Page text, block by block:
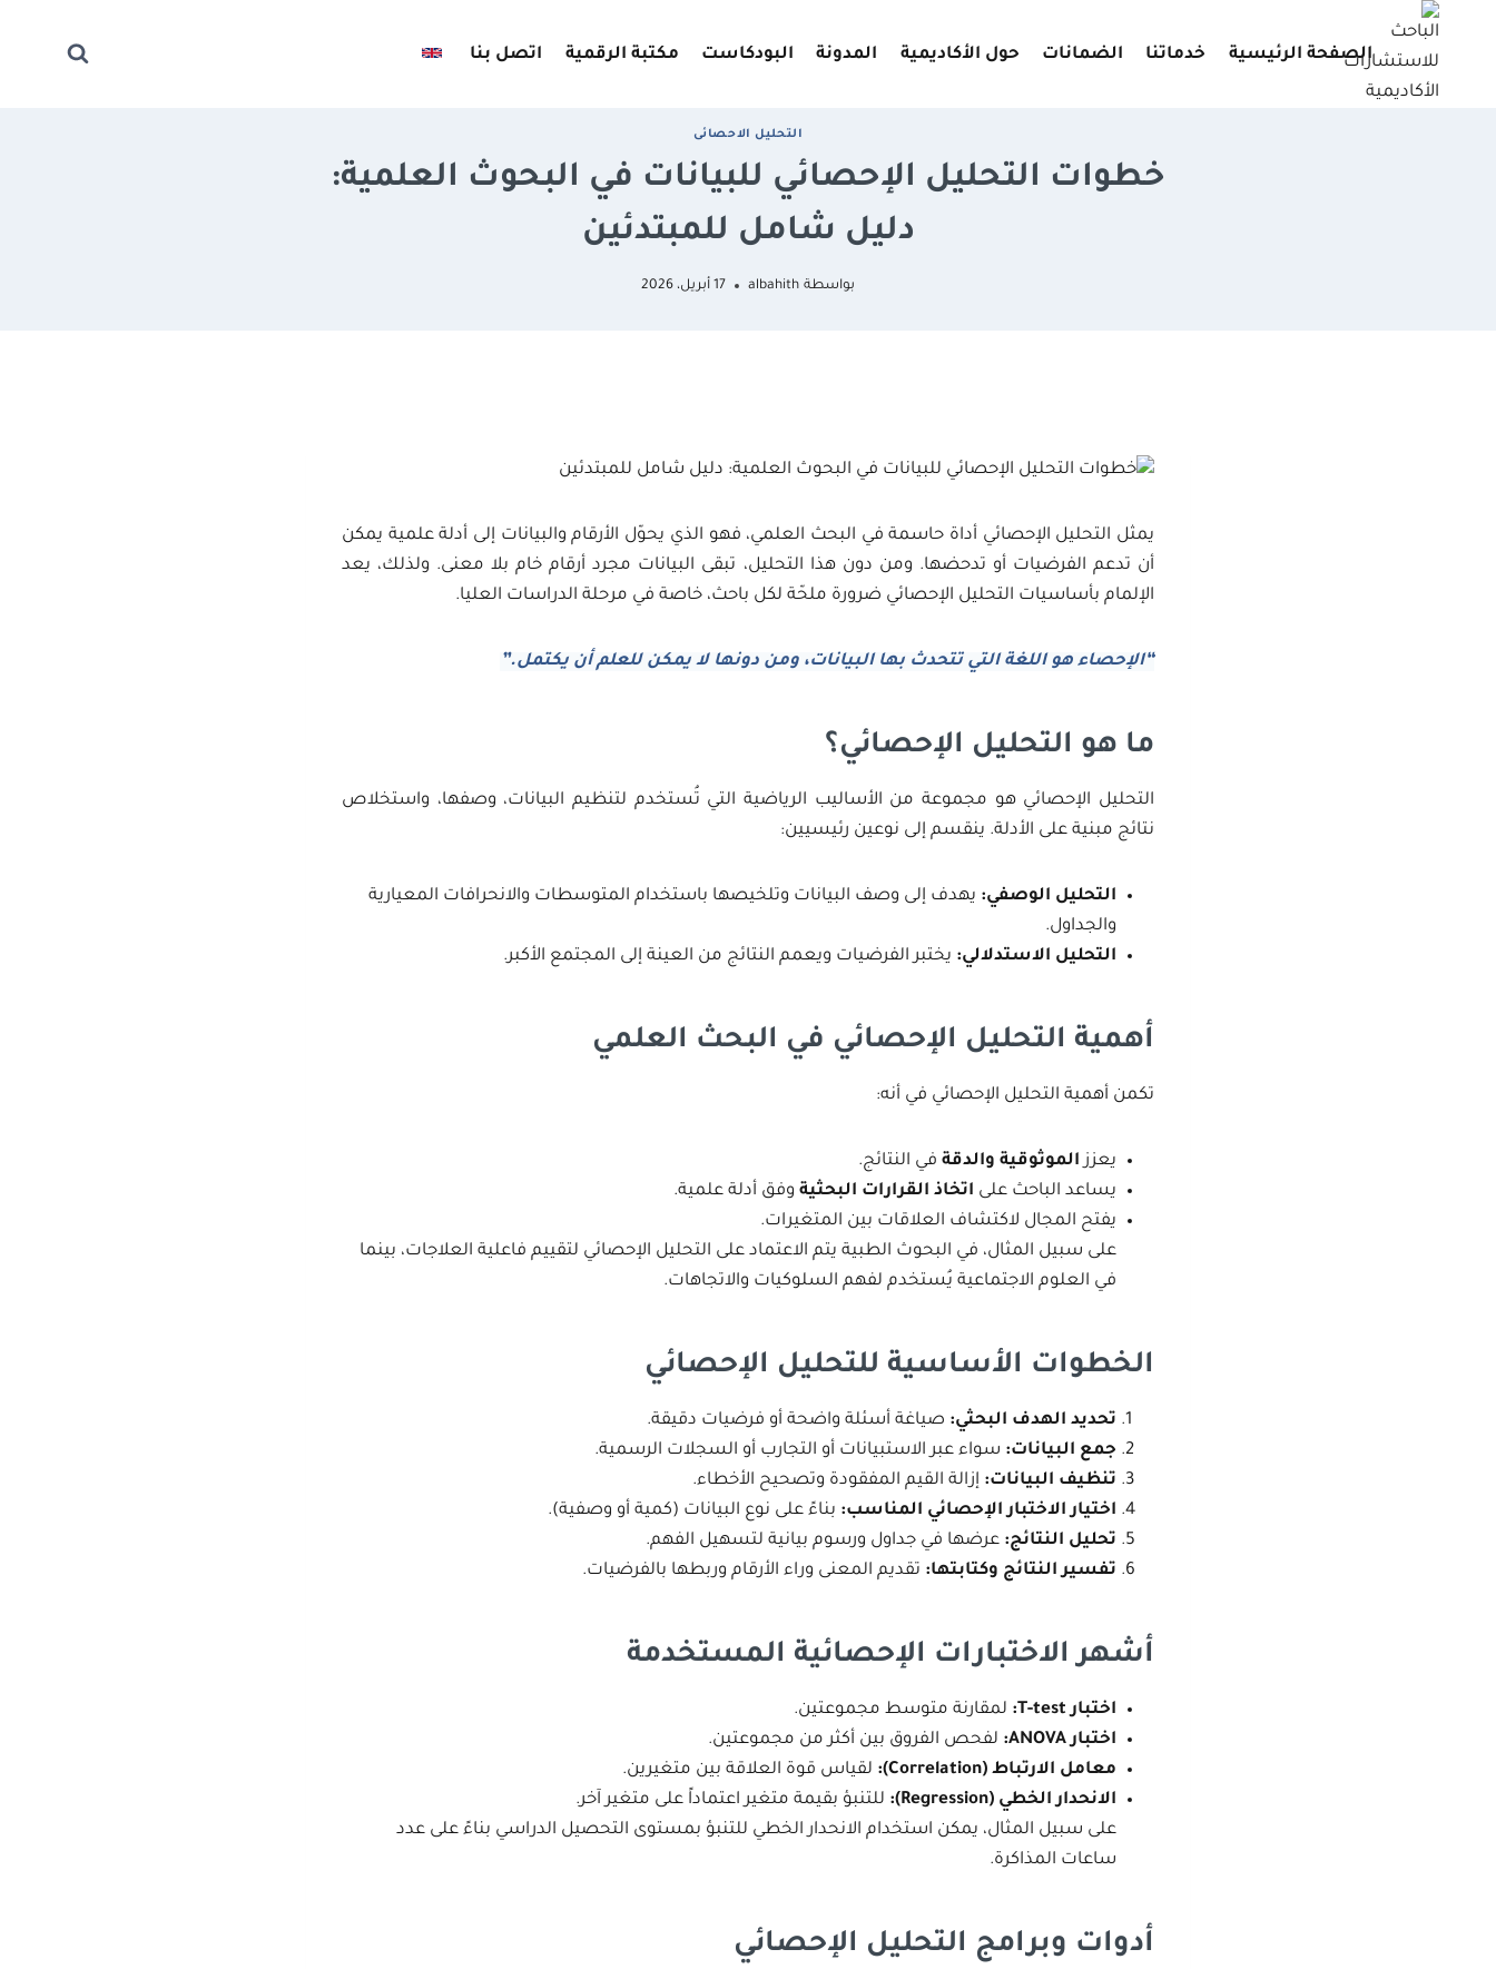
الصفحة الرئيسية خدماتنا الضمانات حول الأكاديمية المدونة البودكاست مكتبة الرقمية اتصل بنا
اﻟﺘﺤﻠﻴﻞ اﻻﺣﺼﺎﺋﻰ
خطوات التحليل الإحصائي للبيانات في البحوث العلمية:
دليل شامل للمبتدئين
بواسطة albahith 17 أبريل، 2026
يمثل التحليل الإحصائي أداة حاسمة في البحث العلمي، فهو الذي يحوّل الأرقام والبيانات إلى أدلة علمية يمكن
أن تدعم الفرضيات أو تدحضها. ومن دون هذا التحليل، تبقى البيانات مجرد أرقام خام بلا معنى. ولذلك، يعد
الإلمام بأساسيات التحليل الإحصائي ضرورة ملحّة لكل باحث، خاصة في مرحلة الدراسات العليا.
“الإحصاء هو اللغة التي تتحدث بها البيانات، ومن دونها لا يمكن للعلم أن يكتمل.”
ما هو التحليل الإحصائي؟
التحليل الإحصائي هو مجموعة من الأساليب الرياضية التي تُستخدم لتنظيم البيانات، وصفها، واستخلاص
نتائج مبنية على الأدلة. ينقسم إلى نوعين رئيسيين:
التحليل الوصفي: يهدف إلى وصف البيانات وتلخيصها باستخدام المتوسطات والانحرافات المعيارية
والجداول.
التحليل الاستدلالي: يختبر الفرضيات ويعمم النتائج من العينة إلى المجتمع الأكبر.
أهمية التحليل الإحصائي في البحث العلمي
تكمن أهمية التحليل الإحصائي في أنه:
يعزز الموثوقية والدقة في النتائج.
يساعد الباحث على اتخاذ القرارات البحثية وفق أدلة علمية.
يفتح المجال لاكتشاف العلاقات بين المتغيرات.
على سبيل المثال، في البحوث الطبية يتم الاعتماد على التحليل الإحصائي لتقييم فاعلية العلاجات، بينما
في العلوم الاجتماعية يُستخدم لفهم السلوكيات والاتجاهات.
الخطوات الأساسية للتحليل الإحصائي
تحديد الهدف البحثي: صياغة أسئلة واضحة أو فرضيات دقيقة.
جمع البيانات: سواء عبر الاستبيانات أو التجارب أو السجلات الرسمية.
تنظيف البيانات: إزالة القيم المفقودة وتصحيح الأخطاء.
اختيار الاختبار الإحصائي المناسب: بناءً على نوع البيانات (كمية أو وصفية).
تحليل النتائج: عرضها في جداول ورسوم بيانية لتسهيل الفهم.
تفسير النتائج وكتابتها: تقديم المعنى وراء الأرقام وربطها بالفرضيات.
أشهر الاختبارات الإحصائية المستخدمة
اختبارT-test:
لمقارنة متوسط مجموعتين.
اختبارANOVA:
لفحص الفروق بين أكثر من مجموعتين.
معامل الارتباط (Correlation):
لقياس قوة العلاقة بين متغيرين.
الانحدار الخطي (Regression):
للتنبؤ بقيمة متغير اعتماداً على متغير آخر.
على سبيل المثال، يمكن استخدام الانحدار الخطي للتنبؤ بمستوى التحصيل الدراسي بناءً على عدد
ساعات المذاكرة.
أدوات وبرامج التحليل الإحصائي